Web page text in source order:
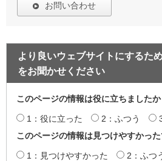
お問い合わせ
より良いウェブサイトにするた
をお聞かせください
このページの情報は役に立ちましたか
1：役に立った 2：ふつう
このページの情報は見つけやすかった
1：見つけやすかった
2：ふつ